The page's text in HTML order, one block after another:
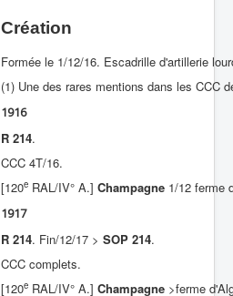
Création
Formée le 1/12/16. Escadrille d'artillerie
(1) Une des rares mentions dans les CCC
1916
R 214.
CCC 4T/16.
[120e RAL/IV° A.] Champagne 1/12 ferme
1917
R 214. Fin/12/17 > SOP 214.
CCC complets.
[120e RAL/IV° A.] Champagne >ferme